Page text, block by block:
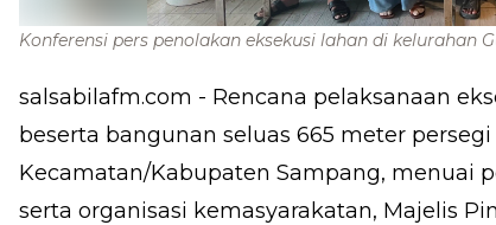
Konferensi pers penolakan eksekusi lahan di kelurahan
salsabilafm.com - Rencana pelaksanaan
beserta bangunan seluas 665 meter
Kecamatan/Kabupaten Sampang, menuai
serta organisasi kemasyarakatan, Majelis